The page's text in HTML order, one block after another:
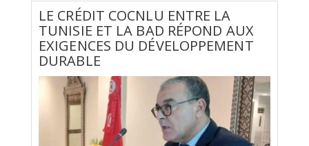
LE CRÉDIT COCNLU ENTRE LA
TUNISIE ET LA BAD RÉPOND AUX
EXIGENCES DU DÉVELOPPEMENT
DURABLE